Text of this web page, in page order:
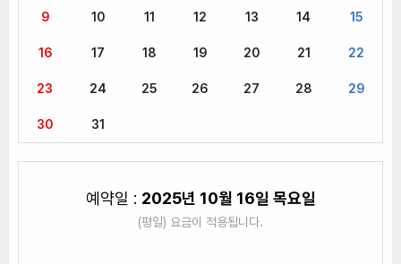
9 10 11 12 13 14 15
16 17 18 19 20 21 22
23 24 25 26 27 28 29
30 31
예약일 : 2025년 10월 16일 목요일
(평일) 요금이 적용됩니다.